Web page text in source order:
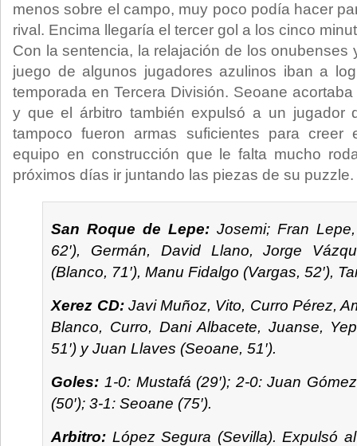
menos sobre el campo, muy poco podía hacer
rival. Encima llegaría el tercer gol a los cinco
Con la sentencia, la relajación de los onubenses
juego de algunos jugadores azulinos iban a
temporada en Tercera División. Seoane
y que el árbitro también expulsó a un jugador
tampoco fueron armas suficientes para
equipo en construcción que le falta mucho
próximos días ir juntando las piezas de su puzzle.
San Roque de Lepe: Josemi; Fran
62′), Germán, David Llano, Jorge
(Blanco, 71′), Manu Fidalgo (Vargas, 52′),
Xerez CD:Javi Muñoz, Vito, Curro Pérez,
Blanco, Curro, Dani Albacete, Juanse,
51′) y Juan Llaves (Seoane, 51′).
Goles: 1-0: Mustafá (29′); 2-0: Juan
(50′); 3-1: Seoane (75′).
Arbitro: López Segura (Sevilla). Expulsó